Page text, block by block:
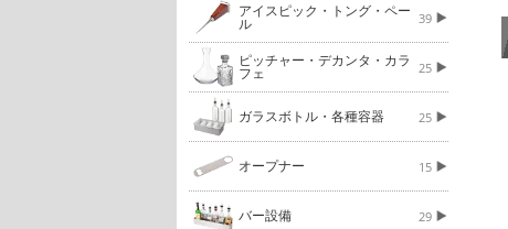
アイスピック・トング・ペー
ル 39
ピッチャー・デカンタ・カラ
フェ 25
ガラスボトル・各種容器 25
オープナー 15
バー設備 29